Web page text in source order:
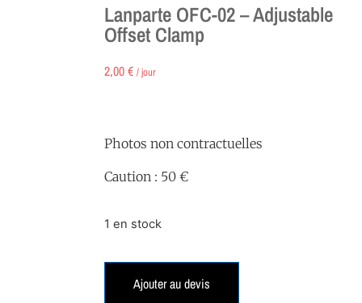
Lanparte OFC-02 – Adjustable
Offset Clamp
2,00€ / jour
Photos non contractuelles
Caution : 50 €
1 en stock
Ajouter au devis